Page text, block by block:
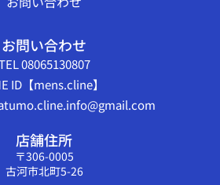
お問い合わせ
08065130807
ID【mens.cline】
店舗住所
〒306-0005
古河市北町5-26